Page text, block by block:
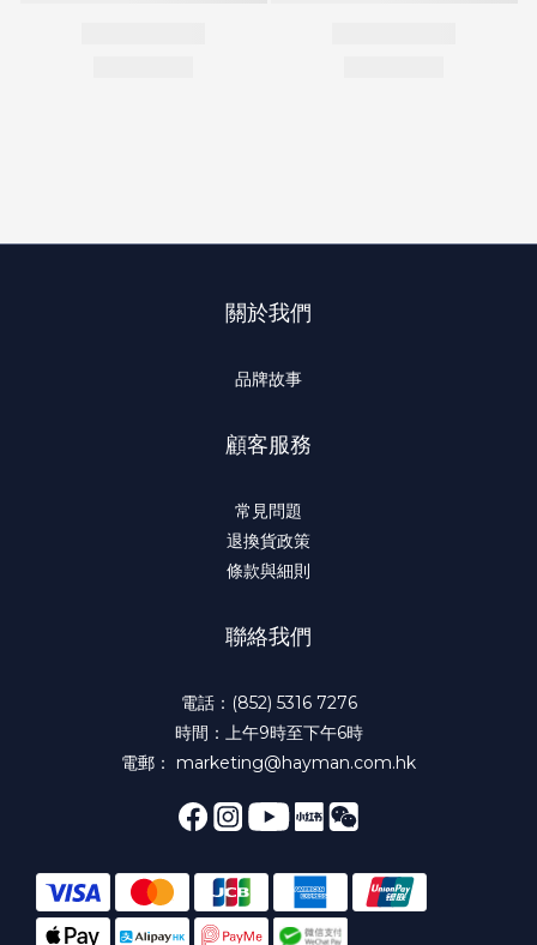
關於我們
品牌故事
顧客服務
常見問題
退換貨政策
條款與細則
聯絡我們
電話：(852) 5316 7276
時間：上午9時至下午6時
電郵： marketing@hayman.com.hk